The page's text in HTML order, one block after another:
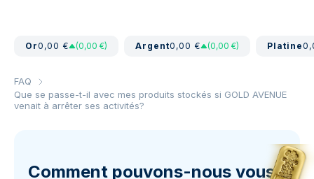
Or0,00 € (0,00 €) Argent0,00 € (0,00 €) Platine
FAQ
Que se passe-t-il avec mes produits stockés si GOLD AVENUE
venait à arrêter ses activités?
Comment pouvons-nous vous